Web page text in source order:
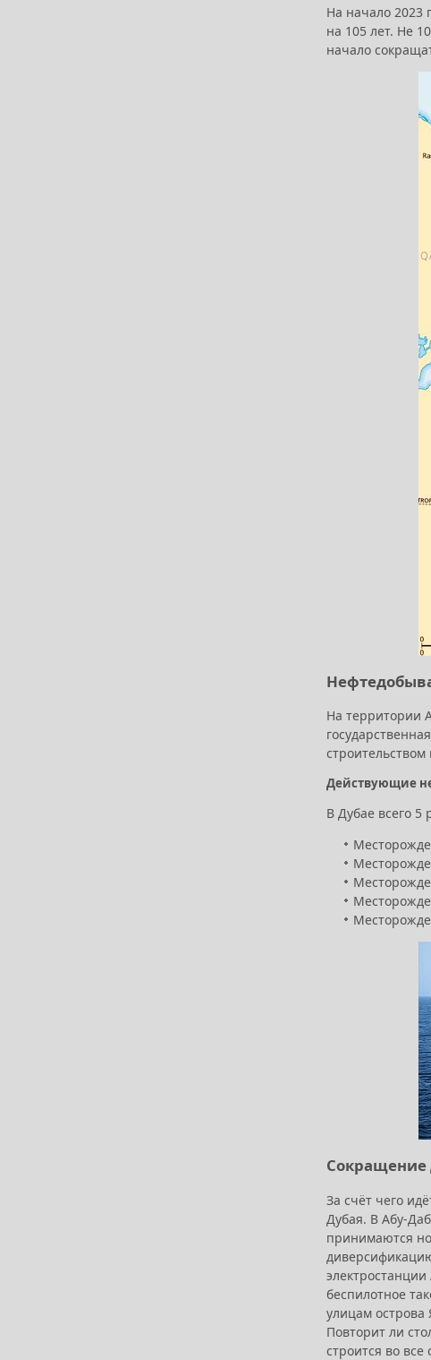
На начало 2023
на 105 лет. Не
начало
На территории
Действующие
В Дубае всего
За счёт чего
Дубая. В Абу-
принимаются
беспилотное
улицам острова
Повторит ли
строится во